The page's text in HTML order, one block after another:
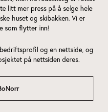
litt mer press på å selge hele
huset og skibakken. Vi er
som flytter inn!
og en nettside, og
på nettsiden deres.